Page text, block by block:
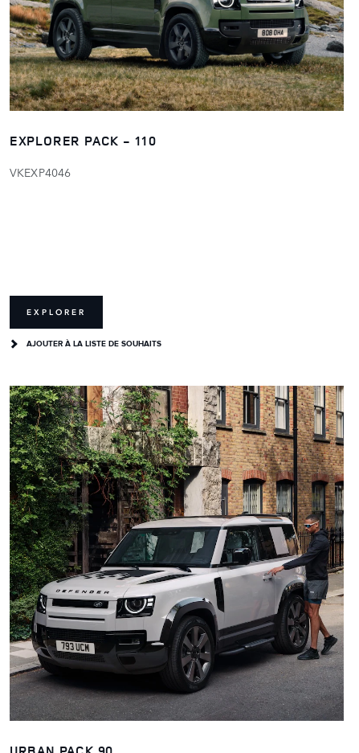
EXPLORER PACK - 110
VKEXP4046
EXPLORER
AJOUTER À LA LISTE DE SOUHAITS